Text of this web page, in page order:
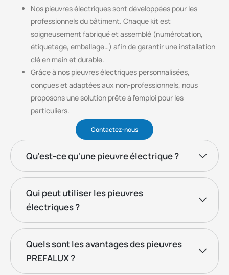
Nos pieuvres électriques sont développées pour les
professionnels du bâtiment. Chaque kit est
soigneusement fabriqué et assemblé (numérotation,
étiquetage, emballage…) afin de garantir une installation
clé en main et durable.
Grâce à nos pieuvres électriques personnalisées,
conçues et adaptées aux non-professionnels, nous
proposons une solution prête à l’emploi pour les
particuliers.
Contactez-nous
Qu'est-ce qu'une pieuvre électrique ?
Qui peut utiliser les pieuvres
électriques ?
Quels sont les avantages des pieuvres
PREFALUX ?